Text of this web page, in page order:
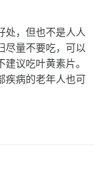
处，但也不是人人
尽量不要吃，可以
议吃叶黄素片。
疾病的老年人也可